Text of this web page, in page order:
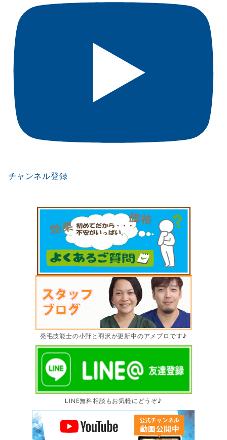
チャンネル登録
発毛技能士の小野と羽沢が更新中のアメブロです♪
LINE無料相談もお気軽にどうぞ♪